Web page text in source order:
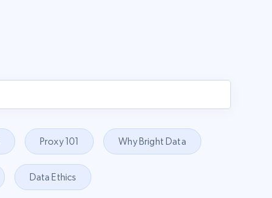
Proxy 101 Why Bright Data
Data Ethics